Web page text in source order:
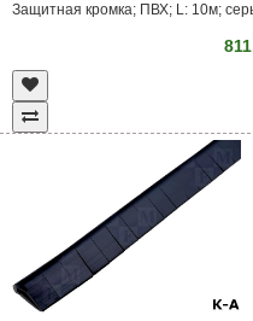
Защитная кромка; ПВХ; L: 10м;